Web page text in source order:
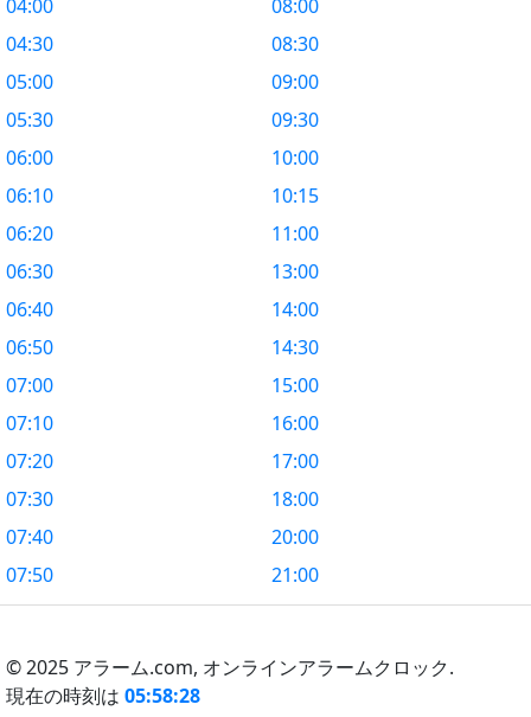
04:00
04:30
05:00
05:30
06:00
06:10
06:20
06:30
06:40
06:50
07:00
07:10
07:20
07:30
07:40
07:50
08:00
08:30
09:00
09:30
10:00
10:15
11:00
13:00
14:00
14:30
15:00
16:00
17:00
18:00
20:00
21:00
© 2025 アラーム.com, オンラインアラームクロック.
現在の時刻は 05:58:28